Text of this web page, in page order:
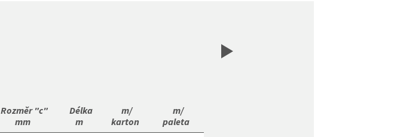
Rozměr "c"
mm
Délka
m
m/
karton
m/
paleta